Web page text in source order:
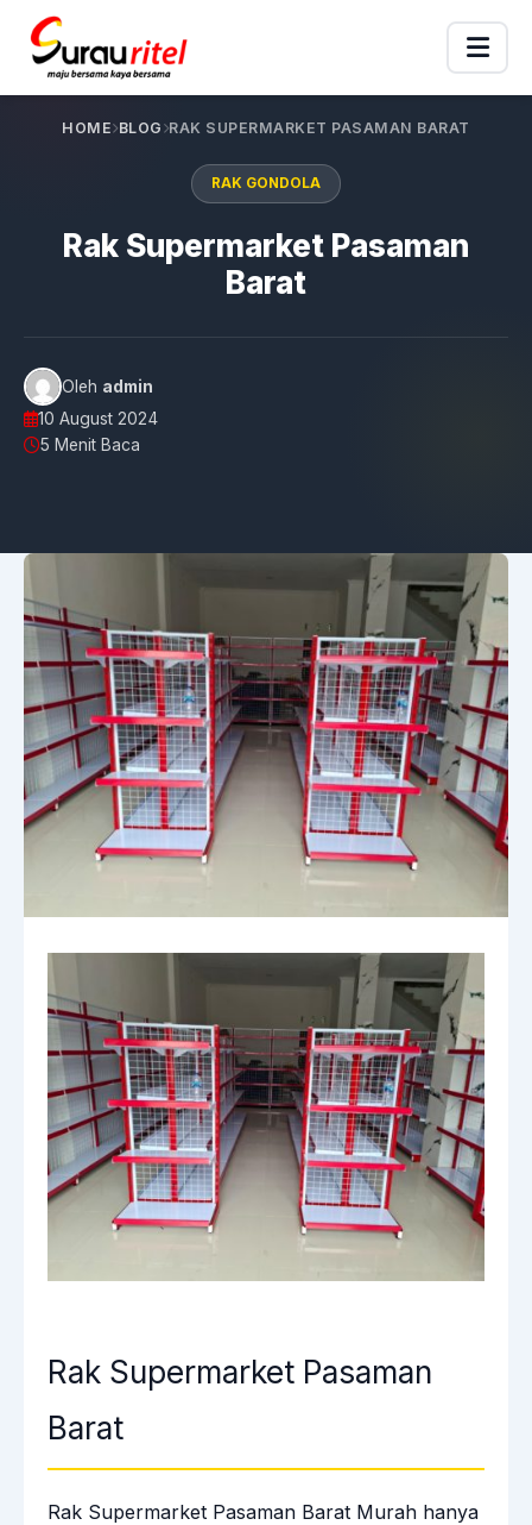
HOME BLOG RAK SUPERMARKET PASAMAN BARAT
RAK GONDOLA
Rak Supermarket Pasaman
Barat
Oleh admin
10 August 2024
5 Menit Baca
Rak Supermarket Pasaman
Barat
Rak Supermarket Pasaman Barat Murah hanya